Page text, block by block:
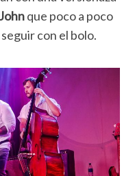
que poco a poco
con el bolo.